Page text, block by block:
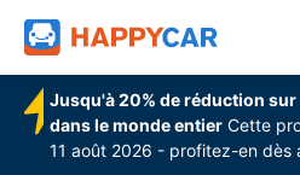
Jusqu'à 20% de réduction
dans le monde entier Cette
11 août 2026 - profitez-en dès